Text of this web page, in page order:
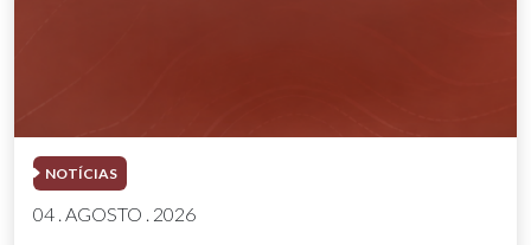
NOTÍCIAS
04 . AGOSTO . 2026